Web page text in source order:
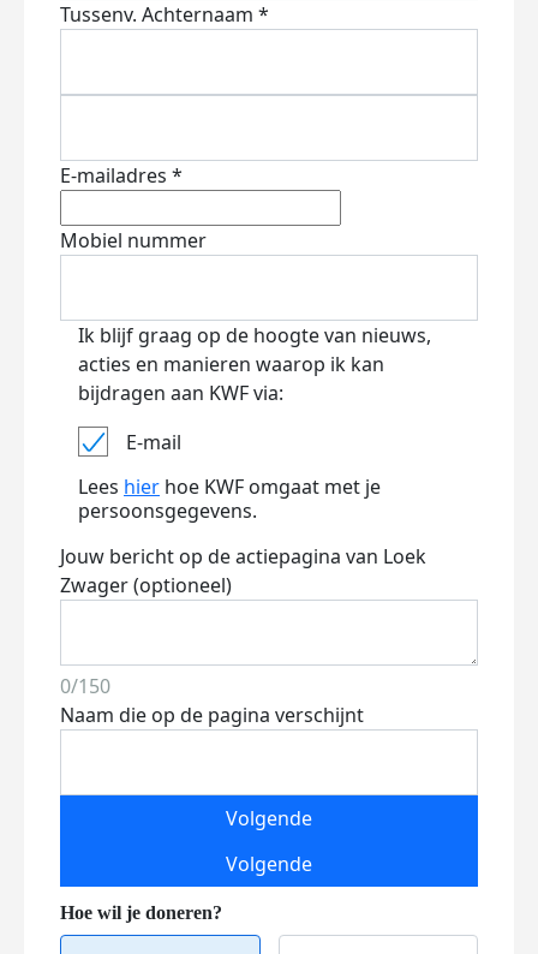
Tussenv. Achternaam *
E-mailadres *
Mobiel nummer
Ik blijf graag op de hoogte van nieuws,
acties en manieren waarop ik kan
bijdragen aan KWF via:
E-mail
Lees hier hoe KWF omgaat met je
persoonsgegevens.
Jouw bericht op de actiepagina van Loek
Zwager (optioneel)
0/150
Naam die op de pagina verschijnt
Volgende
Volgende